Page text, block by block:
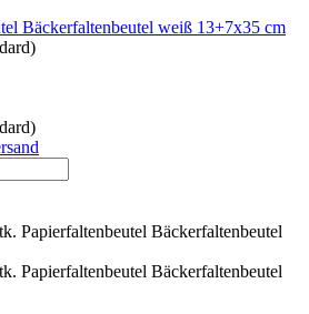
Bäckerfaltenbeutel weiß 13+7x35 cm